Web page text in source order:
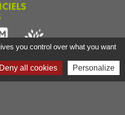
you control over what you want
Deny all cookies Personalize